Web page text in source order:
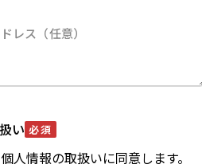
い 必須
人情報の取扱いに同意します。